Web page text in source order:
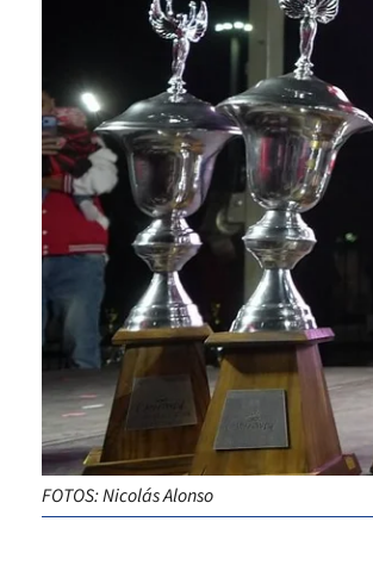
FOTOS: Nicolás Alonso